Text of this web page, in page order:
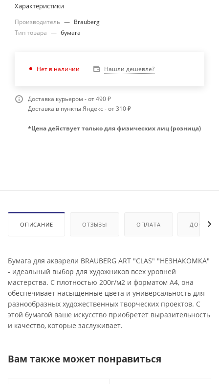
Характеристики
Производитель — Brauberg
Тип товара — бумага
Нет в наличии Нашли дешевле?
Доставка курьером - от 490 ₽
Доставка в пункты Яндекс - от 310 ₽
*Цена действует только для физических лиц (розница)
ОПИСАНИЕ ОТЗЫВЫ ОПЛАТА
Бумага для акварели BRAUBERG ART "CLAS" "НЕЗНАКОМКА"
- идеальный выбор для художников всех уровней
мастерства. С плотностью 200г/м2 и форматом A4, она
обеспечивает насыщенные цвета и универсальность для
разнообразных художественных творческих проектов. С
этой бумагой ваше искусство приобретет выразительность
и качество, которые заслуживает.
Вам также может понравиться